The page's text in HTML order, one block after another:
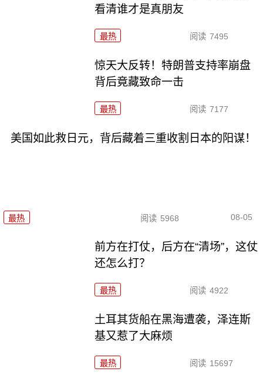
看清谁才是真朋友
最热 阅读 7495
惊天大反转！特朗普支持率崩盘
背后竟藏致命一击
最热 阅读 7177
美国如此救日元，背后藏着三重收割日本的阳谋！
最热 阅读 5968 08-05
前方在打仗，后方在“清场”，这仗
还怎么打？
最热 阅读 4922
土耳其货船在黑海遭袭，泽连斯
基又惹了大麻烦
最热 阅读 15697